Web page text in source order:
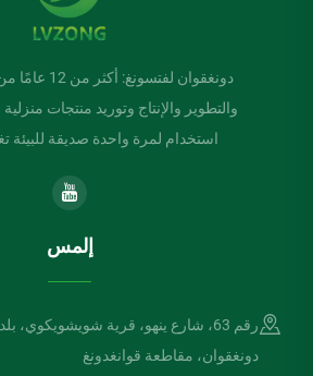
دونغقوان
والتطوير والإنتاج وتوريد منتجات
استخدام لمرة واحدة صديقة للبيئة
إلمس
رقم 63، شارع ينهو، قرية شويشويكوي،
دونغقوان، مقاطعة قوانغدونغ